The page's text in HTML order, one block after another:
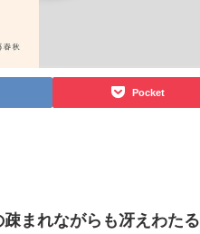
Pocket
まれながらも冴えわたる